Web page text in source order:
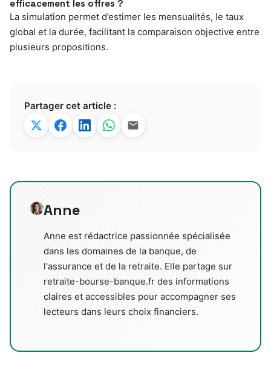
efficacement les offres ?
La simulation permet d’estimer les mensualités, le taux
global et la durée, facilitant la comparaison objective entre
plusieurs propositions.
Partager cet article :
Anne
Anne est rédactrice passionnée spécialisée
dans les domaines de la banque, de
l'assurance et de la retraite. Elle partage sur
retraite-bourse-banque.fr des informations
claires et accessibles pour accompagner ses
lecteurs dans leurs choix financiers.